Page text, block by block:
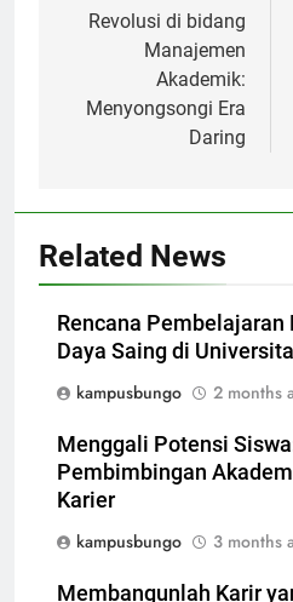
navigation
Revolusi di bidang
Manajemen
Akademik:
Menyongsongi Era
Daring
Related News
Rencana
Daya Saing di
kampusbungo
2 months
Menggali Potensi
Pembimbingan
Karier
kampusbungo
3 months
Membangunlah Karir